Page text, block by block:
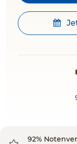
92%